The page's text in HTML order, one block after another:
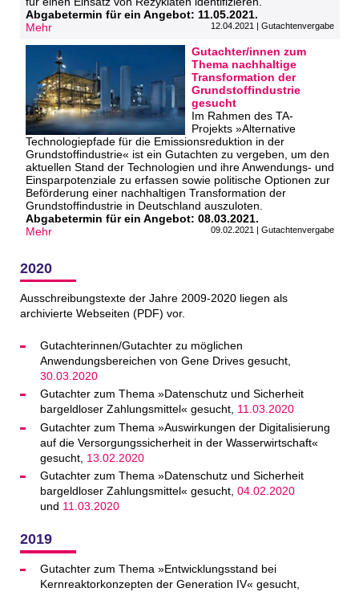
Abgabetermin für ein Angebot: 11.05.2021.
Mehr
12.04.2021 | Gutachtenvergabe
Gutachter/innen zum
Thema nachhaltige
Transformation der
Grundstoffindustrie
gesucht
Im Rahmen des TA-
Projekts »Alternative
Technologiepfade für die Emissionsreduktion in der
Grundstoffindustrie« ist ein Gutachten zu vergeben, um den
aktuellen Stand der Technologien und ihre Anwendungs- und
Einsparpotenziale zu erfassen sowie politische Optionen zur
Beförderung einer nachhaltigen Transformation der
Grundstoffindustrie in Deutschland auszuloten.
Abgabetermin für ein Angebot: 08.03.2021.
Mehr
09.02.2021 | Gutachtenvergabe
2020
Ausschreibungstexte der Jahre 2009-2020 liegen als
archivierte Webseiten (PDF) vor.
Gutachterinnen/Gutachter zu möglichen
Anwendungsbereichen von Gene Drives gesucht,
30.03.2020
Gutachter zum Thema »Datenschutz und Sicherheit
bargeldloser Zahlungsmittel« gesucht, 11.03.2020
Gutachter zum Thema »Auswirkungen der Digitalisierung
auf die Versorgungssicherheit in der Wasserwirtschaft«
gesucht, 13.02.2020
Gutachter zum Thema »Datenschutz und Sicherheit
bargeldloser Zahlungsmittel« gesucht, 04.02.2020
und 11.03.2020
2019
Gutachter zum Thema »Entwicklungsstand bei
Kernreaktorkonzepten der Generation IV« gesucht,